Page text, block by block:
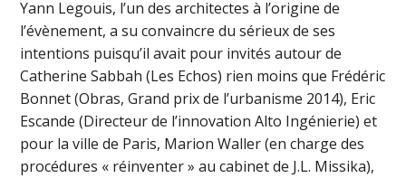
Yann Legouis, l’un des architectes à l’origine de
l’évènement, a su convaincre du sérieux de ses
intentions puisqu’il avait pour invités autour de
Catherine Sabbah (Les Echos) rien moins que Frédéric
Bonnet (Obras, Grand prix de l’urbanisme 2014), Eric
Escande (Directeur de l’innovation Alto Ingénierie) et
pour la ville de Paris, Marion Waller (en charge des
procédures « réinventer » au cabinet de J.L. Missika),